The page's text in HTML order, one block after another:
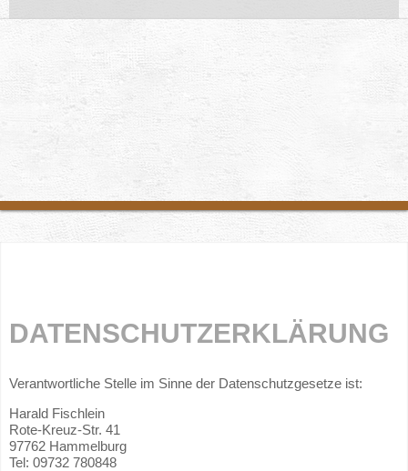
DATENSCHUTZERKLÄRUNG
Verantwortliche Stelle im Sinne der Datenschutzgesetze ist:
Harald Fischlein
Rote-Kreuz-Str. 41
97762 Hammelburg
Tel: 09732 780848